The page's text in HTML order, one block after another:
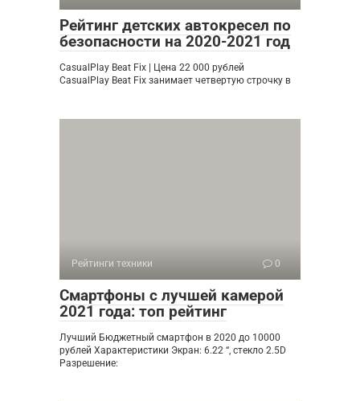
Рейтинг детских автокресел по
безопасности на 2020-2021 год
CasualPlay Beat Fix | Цена 22 000 рублей
CasualPlay Beat Fix занимает четвертую строчку в
Рейтинги техники 0
Смартфоны с лучшей камерой
2021 года: топ рейтинг
Лучший Бюджетный смартфон в 2020 до 10000
рублей Характеристики Экран: 6.22 “, стекло 2.5D
Разрешение: